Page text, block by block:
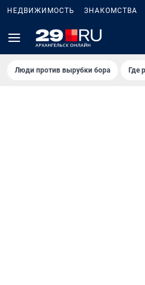
НЕДВИЖИМОСТЬ ЗНАКОМСТВА
Люди против вырубки бора Где